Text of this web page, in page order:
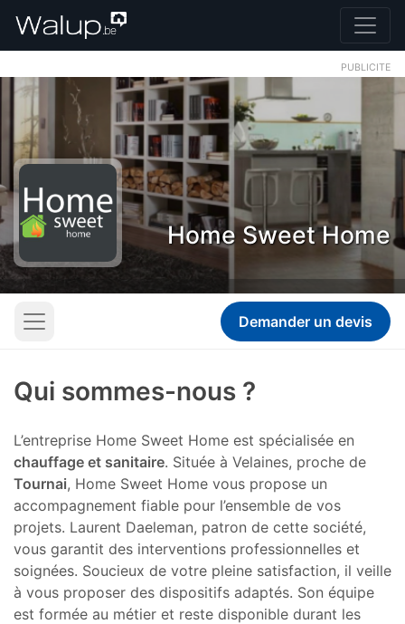
PUBLICITE
Home Sweet Home
Demander un devis
Qui sommes-nous ?
L’entreprise Home Sweet Home est spécialisée en
chauffage et sanitaire. Située à Velaines, proche de
Tournai, Home Sweet Home vous propose un
accompagnement fiable pour l’ensemble de vos
projets. Laurent Daeleman, patron de cette société,
vous garantit des interventions professionnelles et
soignées. Soucieux de votre pleine satisfaction, il veille
à vous proposer des dispositifs adaptés. Son équipe
est formée au métier et reste disponible durant les